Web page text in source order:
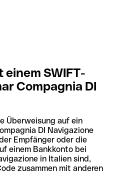
einem SWIFT-
Compagnia DI
Überweisung auf ein
DI Navigazione
Empfänger oder die
einem Bankkonto bei
in Italien sind,
zusammen mit anderen